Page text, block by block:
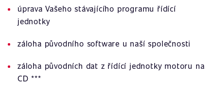
úprava Vašeho stávajícího programu řídící
jednotky
záloha původního software u naší společnosti
záloha původních dat z řídící jednotky motoru na
CD ***